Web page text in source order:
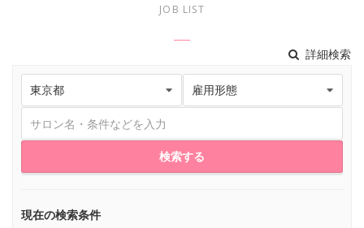
JOB LIST
検索する
詳細検索
現在の検索条件